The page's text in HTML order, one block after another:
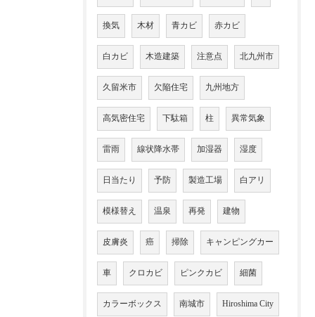
換気 木材 青カビ 赤カビ
白カビ 木造建築 注意点 北九州市
久留米市 欠陥住宅 九州地方
高気密住宅 下駄箱 柱 異常気象
雷雨 線状降水帯 加湿器 湿度
日当たり 予防 製造工場 白アリ
模様替え 温泉 再発 建物
皮膚炎 癌 掃除 キャンピングカー
車 クロカビ ピンクカビ 細菌
カラーボックス 南城市 Hiroshima City